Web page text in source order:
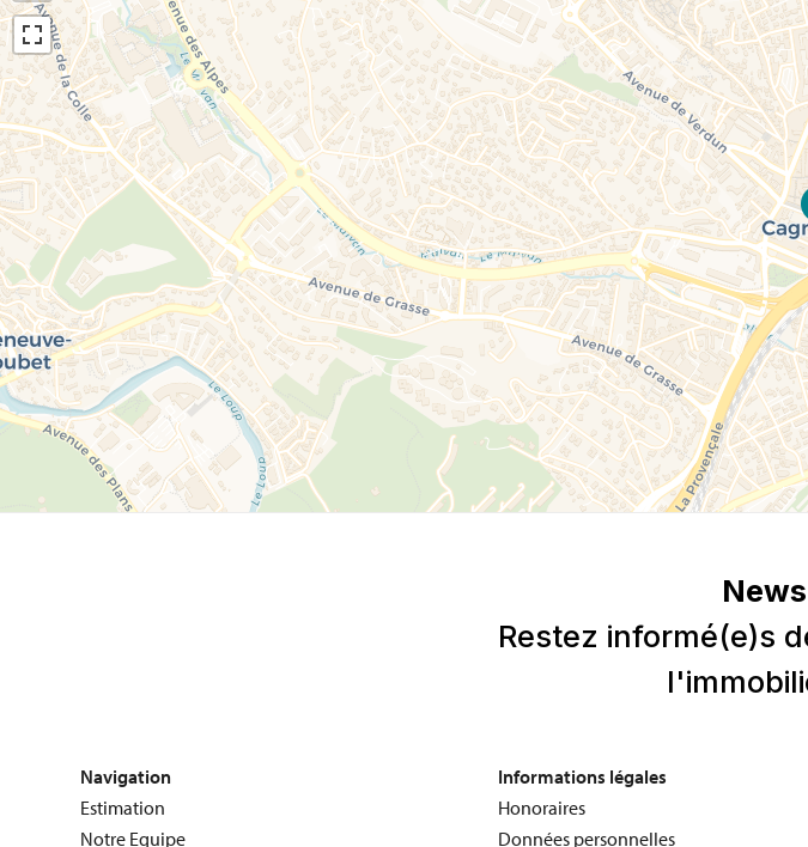
Navigation
Estimation
Notre Equipe
Informations légales
Honoraires
Données personnelles